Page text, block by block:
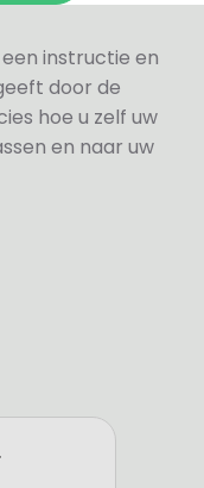
instructie en
door de
hoe u zelf uw
en naar uw